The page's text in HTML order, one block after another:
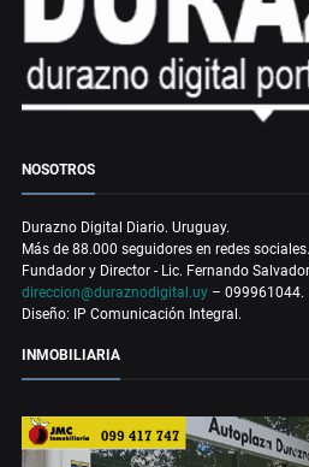
NOSOTROS
Durazno Digital Diario. Uruguay.
Más de 88.000 seguidores en redes sociales.
Fundador y Director - Lic. Fernando
direccion@duraznodigital.uy – 099961044.
Diseño: IP Comunicación Integral.
INMOBILIARIA